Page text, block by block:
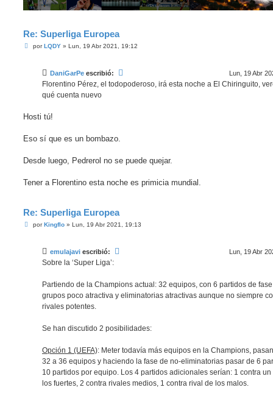
Re: Superliga Europea
MporLQDY» Lun, 19 Abr 2021, 19:12
DaniGarPe escribió: Lun, 19 Abr
Florentino Pérez, el todopoderoso, irá esta noche a El Chiringuito,
qué cuenta nuevo
Hosti tú!
Eso sí que es un bombazo.
Desde luego, Pedrerol no se puede quejar.
Tener a Florentino esta noche es primicia mundial.
Re: Superliga Europea
MporKingflo» Lun, 19 Abr 2021, 19:13
emulajavi escribió: Lun, 19 Abr
Sobre la ‘Super Liga’:
Partiendo de la Champions actual: 32 equipos, con 6 partidos de
grupos poco atractiva y eliminatorias atractivas aunque no siempre
rivales potentes.
Se han discutido 2 posibilidades:
Opción 1 (UEFA): Meter todavía más equipos en la Champions,
32 a 36 equipos y haciendo la fase de no-eliminatorias pasar de 6
10 partidos por equipo. Los 4 partidos adicionales serían: 1 contra un
los fuertes, 2 contra rivales medios, 1 contra rival de los malos.